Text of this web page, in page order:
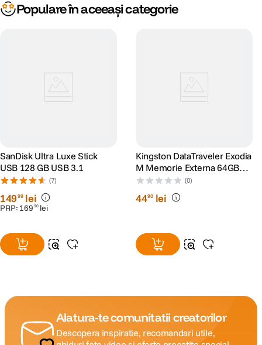
Populare în aceeași categorie
SanDisk Ultra Luxe Stick
USB 128 GB USB 3.1
(7)
14999 lei
PRP: 169 90 lei
Kingston DataTraveler Exodia
M Memorie Externa 64GB
USB 3.2
(0)
4490 lei
Alatura-te comunitatii creatorilor
Descopera inspiratie, recomandari utile,